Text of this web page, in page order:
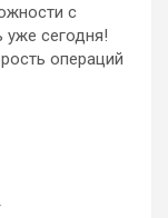
с
уже сегодня!
операций